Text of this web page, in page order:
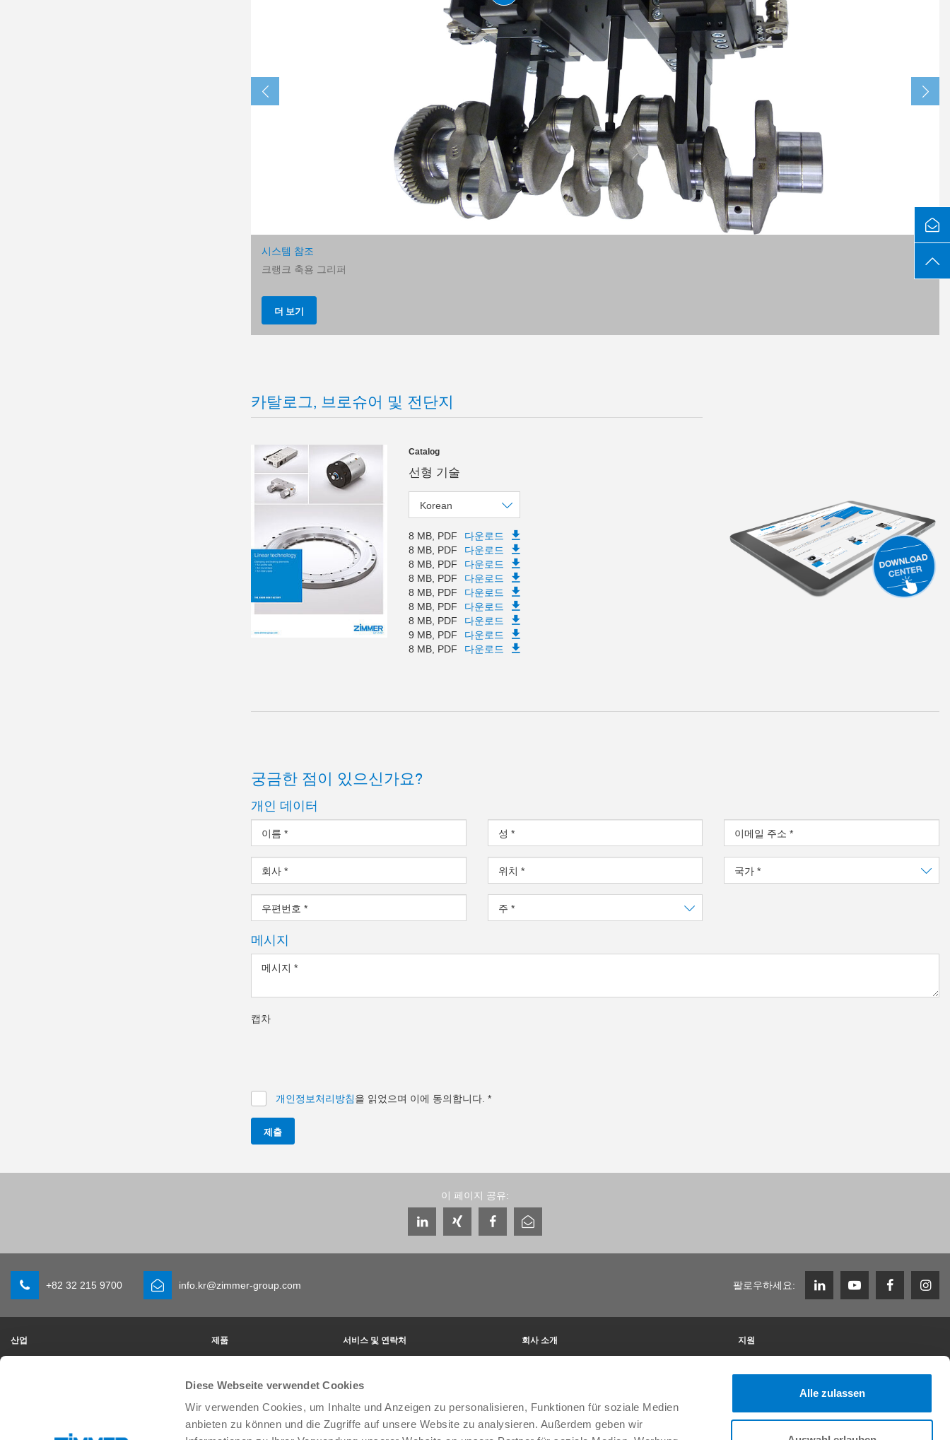
Diese Webseite verwendet Cookies
Wir verwenden Cookies, um Inhalte und Anzeigen zu personalisieren, Funktionen für soziale Medien
anbieten zu können und die Zugriffe auf unsere Website zu analysieren. Außerdem geben wir
Alle zulassen
시리즈 GH6000
시스템 참조
크랭크 축용 그리퍼
더 보기
카탈로그, 브로슈어 및 전단지
Catalog
선형 기술
Korean
8 MB, PDF
다운로드
8 MB, PDF
다운로드
8 MB, PDF
다운로드
8 MB, PDF
다운로드
8 MB, PDF
다운로드
8 MB, PDF
다운로드
8 MB, PDF
다운로드
9 MB, PDF
다운로드
8 MB, PDF
다운로드
궁금한 점이 있으신가요?
개인 데이터
이름 * 성 * 이메일 주소*
회사 * 위치 * 국가*
우편번호 * 주 *
메시지
메시지 *
캡차
개인정보처리방침을 읽었으며 이에 동의합니다. *
제출
이 페이지 공유:
+82 32 215 9700 info.kr@zimmer-group.com 팔로우하세요:
산업
제품
시스템 솔루션
공정 기술
SOFT CLOSE
디지털 서비스
서비스 및 연락처
문의 양식
프리세일즈
Service
데이터 제공 / 다운로드
회사 소개
박람회와 이벤트
품질, 에너지 및 환경 관리
Zimmer Group Awards
지원
채용 정보